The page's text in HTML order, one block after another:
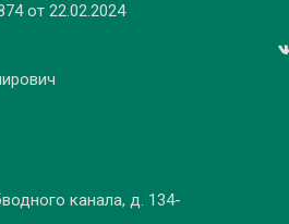
от 22.02.2024
канала, д. 134-